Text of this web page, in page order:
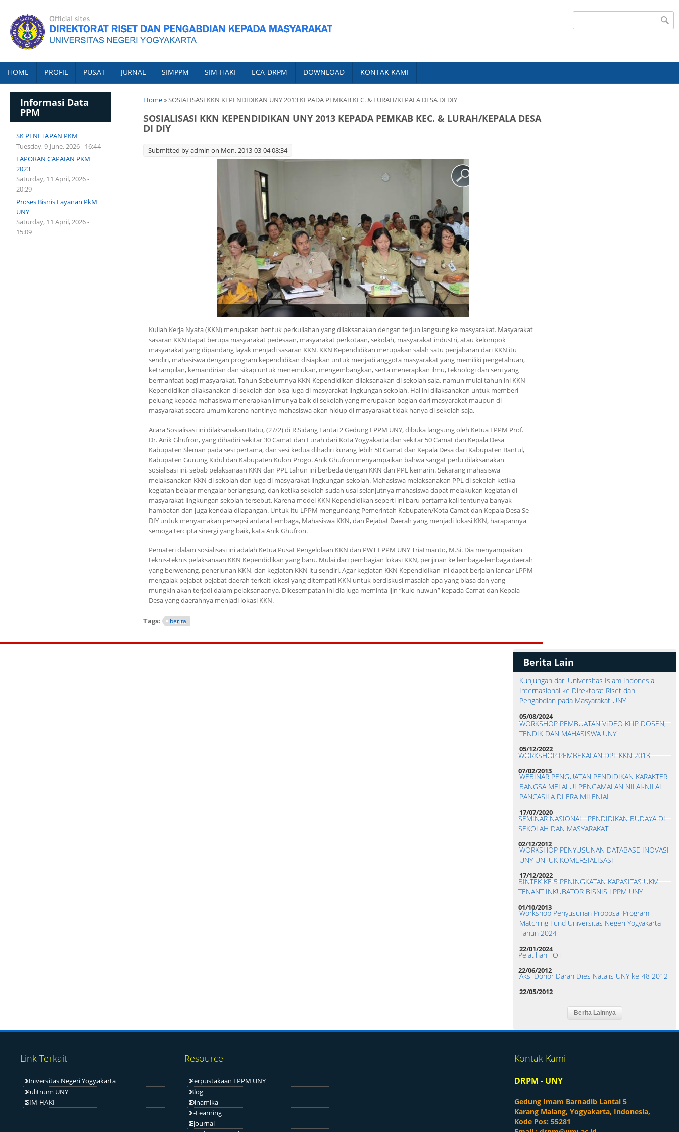
Search form
HOME PROFIL PUSAT JURNAL SIMPPM SIM-HAKI ECA-DRPM DOWNLOAD KONTAK KAMI
You are here
Home» SOSIALISASI KKN KEPENDIDIKAN UNY 2013 KEPADA PEMKAB KEC. & LURAH/KEPALA DESA DI DIY
SOSIALISASI KKN KEPENDIDIKAN UNY 2013 KEPADA PEMKAB KEC. & LURAH/KEPALA DESA
DI DIY
Submitted byadmin on Mon, 2013-03-04 08:34
sosialisasi
Kuliah Kerja Nyata (KKN) merupakan bentuk perkuliahan yang dilaksanakan dengan terjun langsung ke masyarakat. Masyarakat
sasaran KKN dapat berupa masyarakat pedesaan, masyarakat perkotaan, sekolah, masyarakat industri, atau kelompok
masyarakat yang dipandang layak menjadi sasaran KKN. KKN Kependidikan merupakan salah satu penjabaran dari KKN itu
sendiri, mahasiswa dengan program kependidikan disiapkan untuk menjadi anggota masyarakat yang memiliki pengetahuan,
ketrampilan, kemandirian dan sikap untuk menemukan, mengembangkan, serta menerapkan ilmu, teknologi dan seni yang
bermanfaat bagi masyarakat. Tahun Sebelumnya KKN Kependidikan dilaksanakan di sekolah saja, namun mulai tahun ini KKN
Kependidikan dilaksanakan di sekolah dan bisa juga di masyarakat lingkungan sekolah. Hal ini dilaksanakan untuk memberi
peluang kepada mahasiswa menerapkan ilmunya baik di sekolah yang merupakan bagian dari masyarakat maupun di
masyarakat secara umum karena nantinya mahasiswa akan hidup di masyarakat tidak hanya di sekolah saja.
Acara Sosialisasi ini dilaksanakan Rabu, (27/2) di R.Sidang Lantai 2 Gedung LPPM UNY, dibuka langsung oleh Ketua LPPM Prof.
Dr. Anik Ghufron, yang dihadiri sekitar 30 Camat dan Lurah dari Kota Yogyakarta dan sekitar 50 Camat dan Kepala Desa
Kabupaten Sleman pada sesi pertama, dan sesi kedua dihadiri kurang lebih 50 Camat dan Kepala Desa dari Kabupaten Bantul,
Kabupaten Gunung Kidul dan Kabupaten Kulon Progo.Anik Ghufron menyampaikan bahwa sangat perlu dilaksanakan
sosialisasi ini, sebab pelaksanaan KKN dan PPL tahun ini berbeda dengan KKN dan PPL kemarin. Sekarang mahasiswa
melaksanakan KKN di sekolah dan juga di masyarakat lingkungan sekolah. Mahasiswa melaksanakan PPL di sekolah ketika
kegiatan belajar mengajar berlangsung, dan ketika sekolah sudah usai selanjutnya mahasiswa dapat melakukan kegiatan di
masyarakat lingkungan sekolah tersebut. Karena model KKN Kependidikan seperti ini baru pertama kali tentunya banyak
hambatan dan juga kendala dilapangan. Untuk itu LPPM mengundang Pemerintah Kabupaten/Kota Camat dan Kepala Desa Se-
DIY untuk menyamakan persepsi antara Lembaga, Mahasiswa KKN, dan Pejabat Daerah yang menjadi lokasi KKN, harapannya
semoga tercipta sinergi yang baik, kataAnik Ghufron.
Pemateri dalam sosialisasi ini adalah Ketua Pusat Pengelolaan KKN dan PWT LPPM UNY Triatmanto, M.Si. Dia menyampaikan
teknis-teknis pelaksanaan KKN Kependidikan yang baru. Mulai dari pembagian lokasi KKN, perijinan ke lembaga-lembaga daerah
yang berwenang, penerjunan KKN, dan kegiatan KKN itu sendiri. Agar kegiatan KKN Kependidikan ini dapat berjalan lancar LPPM
mengajak pejabat-pejabat daerah terkait lokasi yang ditempati KKN untuk berdiskusi masalah apa yang biasa dan yang
mungkin akan terjadi dalam pelaksanaanya. Dikesempatan ini dia juga meminta ijin “kulo nuwun” kepada Camat dan Kepala
Desa yang daerahnya menjadi lokasi KKN.
Tags: berita
Informasi Data
PPM
SK PENETAPAN PKM
Tuesday, 9 June, 2026 - 16:44
LAPORAN CAPAIAN PKM
2023
Saturday, 11 April, 2026 -
20:29
Proses Bisnis Layanan PkM
UNY
Saturday, 11 April, 2026 -
15:09
Berita Lain
Kunjungan dari Universitas Islam Indonesia
Internasional ke Direktorat Riset dan
Pengabdian pada Masyarakat UNY
05/08/2024
WORKSHOP PEMBUATAN VIDEO KLIP DOSEN,
TENDIK DAN MAHASISWA UNY
05/12/2022
WORKSHOP PEMBEKALAN DPL KKN 2013
07/02/2013
WEBINAR PENGUATAN PENDIDIKAN KARAKTER
BANGSA MELALUI PENGAMALAN NILAI-NILAI
PANCASILA DI ERA MILENIAL
17/07/2020
SEMINAR NASIONAL "PENDIDIKAN BUDAYA DI
SEKOLAH DAN MASYARAKAT"
02/12/2012
WORKSHOP PENYUSUNAN DATABASE INOVASI
UNY UNTUK KOMERSIALISASI
17/12/2022
BINTEK KE 5 PENINGKATAN KAPASITAS UKM
TENANT INKUBATOR BISNIS LPPM UNY
01/10/2013
Workshop Penyusunan Proposal Program
Matching Fund Universitas Negeri Yogyakarta
Tahun 2024
22/01/2024
Pelatihan TOT
22/06/2012
Aksi Donor Darah Dies Natalis UNY ke-48 2012
22/05/2012
Link Terkait
Universitas Negeri Yogyakarta
Pulitnum UNY
SIM-HAKI
Resource
Perpustakaan LPPM UNY
Blog
Dinamika
E-Learning
Ejournal
Kontak Kami
DRPM - UNY
Gedung Imam Barnadib Lantai 5
Karang Malang, Yogyakarta, Indonesia,
Kode Pos: 55281